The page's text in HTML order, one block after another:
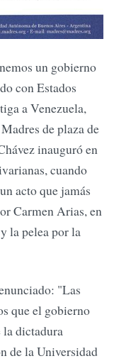
un gobierno
con Estados
a Venezuela,
de plaza de
inauguró en
cuando
acto que jamás
Carmen Arias, en
la pelea por la
"Las
que el gobierno
dictadura
de la Universidad